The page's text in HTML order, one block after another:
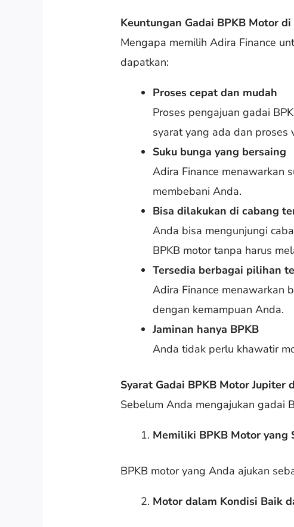
Keuntungan Gadai BPKB Motor
Mengapa memilih Adira Finance
dapatkan:
Proses cepat dan mudah
Proses pengajuan gadai
syarat yang ada dan proses
Suku bunga yang bersaing
Adira Finance menawarkan
membebani Anda.
Bisa dilakukan di cabang
Anda bisa mengunjungi
BPKB motor tanpa harus
Tersedia berbagai pilihan
Adira Finance menawarkan
dengan kemampuan Anda.
Jaminan hanya BPKB
Anda tidak perlu khawatir
Syarat Gadai BPKB Motor Jupiter
Sebelum Anda mengajukan gadai
Memiliki BPKB Motor yang
BPKB motor yang Anda ajukan
Motor dalam Kondisi Baik